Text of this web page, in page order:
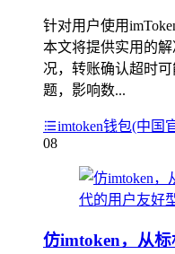
针对用户使用
本文将提供实用的
况，转账确认超时
题，影响数...
imtoken钱包(中国
08
仿imtoken，从